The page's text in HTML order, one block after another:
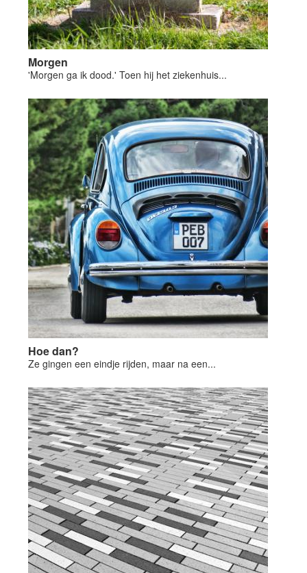
Morgen
'Morgen ga ik dood.' Toen hij het ziekenhuis...
Hoe dan?
Ze gingen een eindje rijden, maar na een...